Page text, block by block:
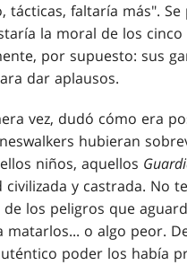
tácticas, faltaría más".
la moral de los cinco
por supuesto: sus
dar aplausos.
vez, dudó cómo era
hubieran
niños, aquellos
civilizada y castrada. No
los peligros que
matarlos... o algo peor.
poder los había